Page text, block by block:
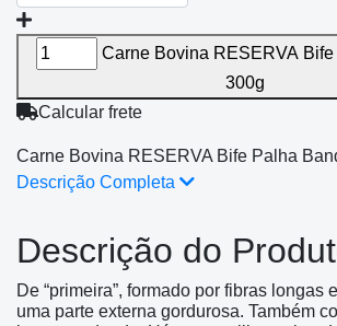
Carne Bovina RESERVA
300g
Calcular frete
Carne Bovina RESERVA Bife Palha
Descrição Completa
Descrição do
De “primeira”, formado por fibras longas
uma parte externa gordurosa. Também